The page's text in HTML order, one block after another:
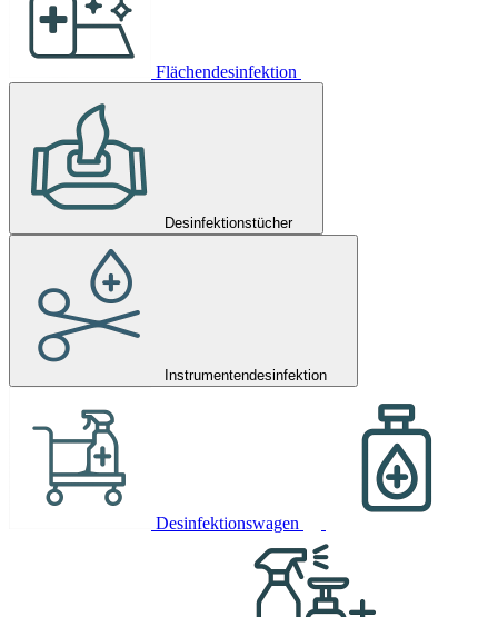
Flächendesinfektion
Desinfektionstücher
Instrumentendesinfektion
Desinfektionswagen